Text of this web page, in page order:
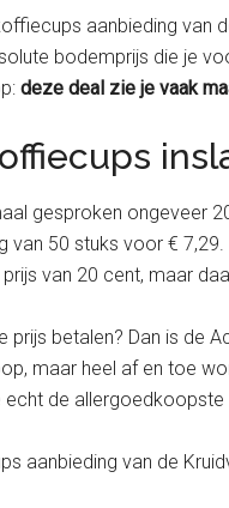
aanbieding van
bodemprijs die je
deze deal zie je vaak
gesproken ongeveer
van 50 stuks voor €
van 20 cent, maar
prijs betalen? Dan is de
maar heel af en toe
echt de
aanbieding van de